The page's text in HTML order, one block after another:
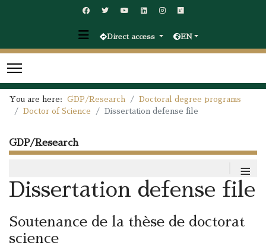
Direct access EN
You are here: GDP/Research
Doctoral degree programs
Doctor of Science
Dissertation defense file
GDP/Research
≡
Dissertation defense file
Soutenance de la thèse de doctorat
science